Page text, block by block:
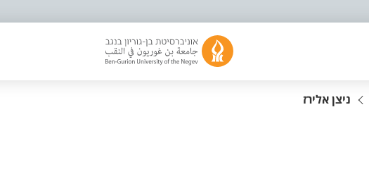
ניצן אלירז